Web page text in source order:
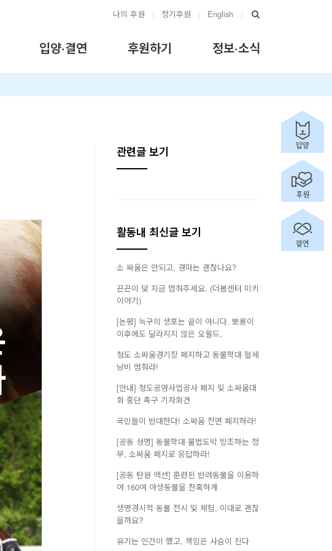
나의 후원 | 정기후원 | English |
입양·결연 후원하기 정보·소식
관련글 보기
활동내 최신글 보기
소 싸움은 안되고, 경마는 괜찮나요?
끈끈이 덫 지금 멈춰주세요. (더봄센터 미키
이야기)
[논평] 늑구의 생포는 끝이 아니다. 뽀롱이
이후에도 달라지지 않은 오월드,
청도 소싸움경기장 폐지하고 동물학대·혈세
낭비 멈춰라!
[안내] 청도공영사업공사 폐지 및 소싸움대
회 중단 촉구 기자회견
국민들이 반대한다! 소싸움 전면 폐지하라!
[공동 성명] 동물학대·불법도박 방조하는 정
부, 소싸움 폐지로 응답하라!
[공동 탄원 액션] 훈련된 반려동물을 이용하
여 160여 야생동물을 잔혹하게
생명경시적 동물 전시 및 체험, 이대로 괜찮
을까요?
유기는 인간이 했고, 책임은 사슴이 진다